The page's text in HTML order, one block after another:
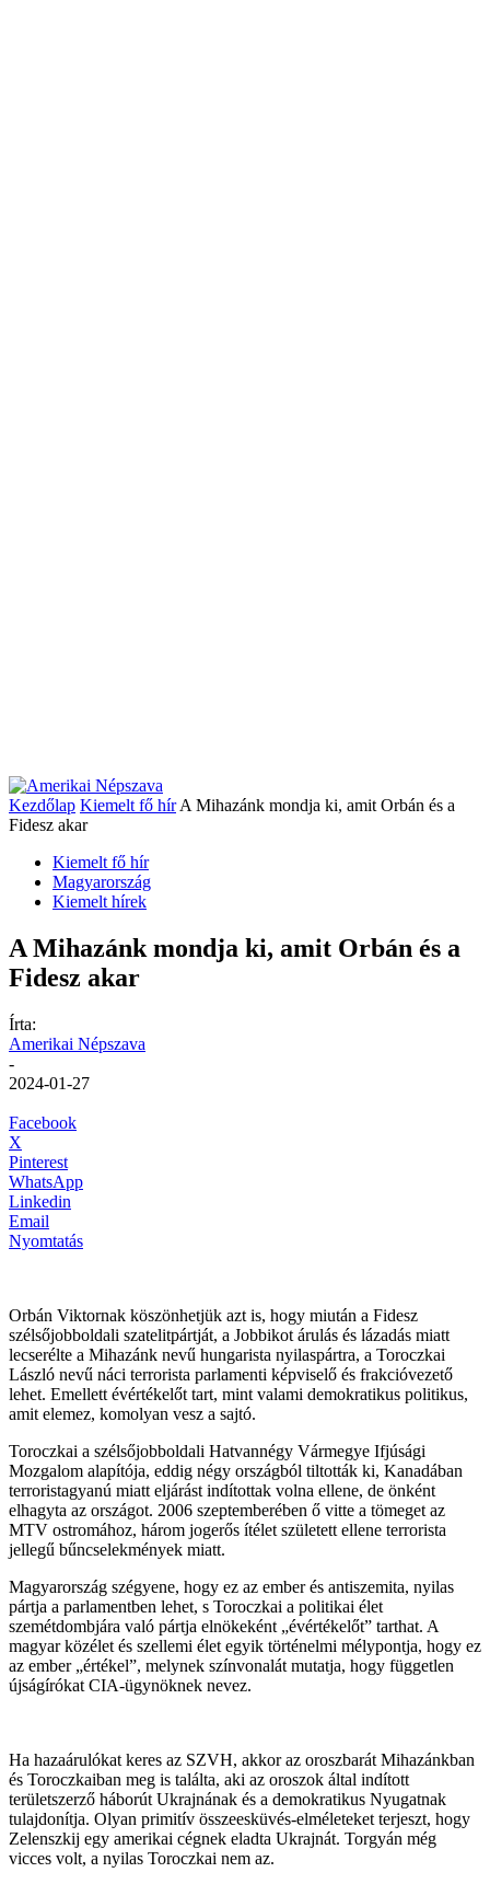
Kezdőlap Kiemelt fő hír A Mihazánk mondja ki, amit Orbán és a
Fidesz akar
Kiemelt fő hír
Magyarország
Kiemelt hírek
A Mihazánk mondja ki, amit Orbán és a
Fidesz akar
Írta:
Amerikai Népszava
-
2024-01-27
Facebook
X
Pinterest
WhatsApp
Linkedin
Email
Nyomtatás
Orbán Viktornak köszönhetjük azt is, hogy miután a Fidesz
szélsőjobboldali szatelitpártját, a Jobbikot árulás és lázadás miatt
lecserélte a Mihazánk nevű hungarista nyilaspártra, a Toroczkai
László nevű náci terrorista parlamenti képviselő és frakcióvezető
lehet. Emellett évértékelőt tart, mint valami demokratikus politikus,
amit elemez, komolyan vesz a sajtó.
Toroczkai a szélsőjobboldali Hatvannégy Vármegye Ifjúsági
Mozgalom alapítója, eddig négy országból tiltották ki, Kanadában
terroristagyanú miatt eljárást indítottak volna ellene, de önként
elhagyta az országot. 2006 szeptemberében ő vitte a tömeget az
MTV ostromához, három jogerős ítélet született ellene terrorista
jellegű bűncselekmények miatt.
Magyarország szégyene, hogy ez az ember és antiszemita, nyilas
pártja a parlamentben lehet, s Toroczkai a politikai élet
szemétdombjára való pártja elnökeként „évértékelőt” tarthat. A
magyar közélet és szellemi élet egyik történelmi mélypontja, hogy ez
az ember „értékel”, melynek színvonalát mutatja, hogy független
újságírókat CIA-ügynöknek nevez.
Ha hazaárulókat keres az SZVH, akkor az oroszbarát Mihazánkban
és Toroczkaiban meg is találta, aki az oroszok által indított
területszerző háborút Ukrajnának és a demokratikus Nyugatnak
tulajdonítja. Olyan primitív összeesküvés-elméleteket terjeszt, hogy
Zelenszkij egy amerikai cégnek eladta Ukrajnát. Torgyán még
vicces volt, a nyilas Toroczkai nem az.